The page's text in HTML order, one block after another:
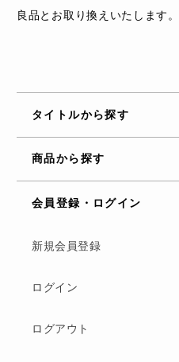
良品とお取り換えいたします。
タイトルから探す
商品から探す
会員登録・ログイン
新規会員登録
ログイン
ログアウト